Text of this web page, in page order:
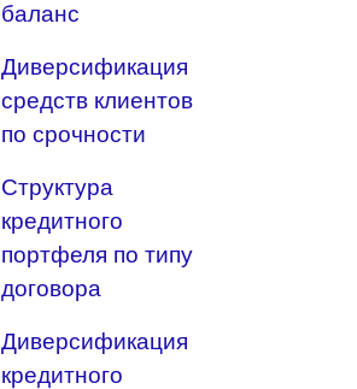
баланс
Диверсификация
средств клиентов
по срочности
Структура
кредитного
портфеля по типу
договора
Диверсификация
кредитного